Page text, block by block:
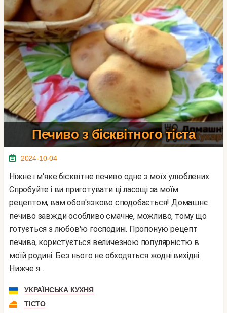
Печиво з бісквітного тіста
2024-10-04
Ніжне і м'яке бісквітне печиво одне з моїх улюблених.
Спробуйте і ви приготувати ці ласощі за моїм
рецептом, вам обов'язково сподобається! Домашнє
печиво завжди особливо смачне, можливо, тому що
готується з любов'ю господині. Пропоную рецепт
печива, користується величезною популярністю в
моїй родині. Без нього не обходяться жодні вихідні.
Нижче я...
УКРАЇНСЬКА КУХНЯ
ТІСТО